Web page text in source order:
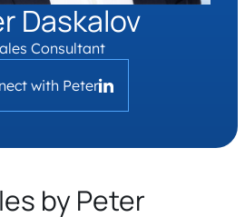
Daskalov
Consultant
with Peter
by Peter